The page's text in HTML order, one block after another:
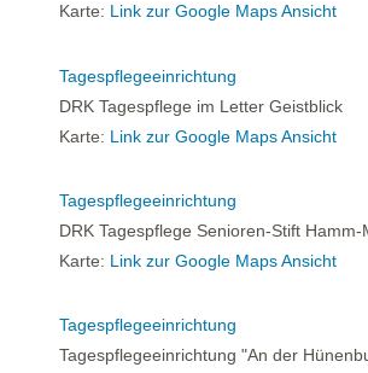
Karte: Link zur Google Maps Ansicht
Tagespflegeeinrichtung
DRK Tagespflege im Letter Geistblick
Karte: Link zur Google Maps Ansicht
Tagespflegeeinrichtung
DRK Tagespflege Senioren-Stift Hamm-
Karte: Link zur Google Maps Ansicht
Tagespflegeeinrichtung
Tagespflegeeinrichtung "An der